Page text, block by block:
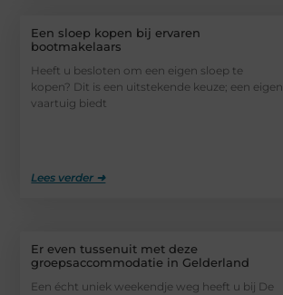
Een sloep kopen bij ervaren
bootmakelaars
Heeft u besloten om een eigen sloep te
kopen? Dit is een uitstekende keuze; een eigen
vaartuig biedt
Lees verder ➜
Er even tussenuit met deze
groepsaccommodatie in Gelderland
Een écht uniek weekendje weg heeft u bij De